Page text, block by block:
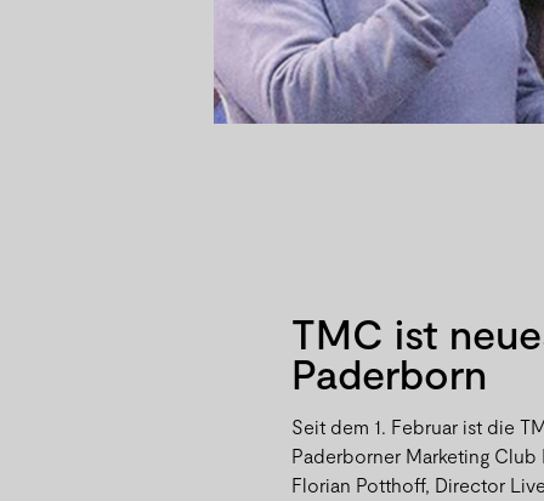
TMC ist
Paderborn
Seit dem 1. Februar ist die
Paderborner Marketing
Florian Potthoff, Director